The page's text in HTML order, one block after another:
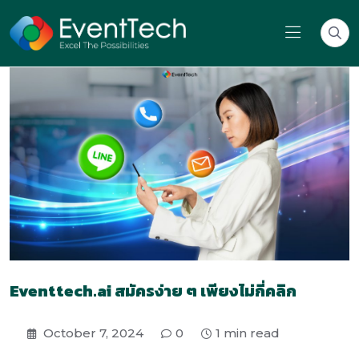
Eventtech.ai สมัครง่าย ๆ เพียงไม่กี่คลิก
October 7, 2024 0 1 min read